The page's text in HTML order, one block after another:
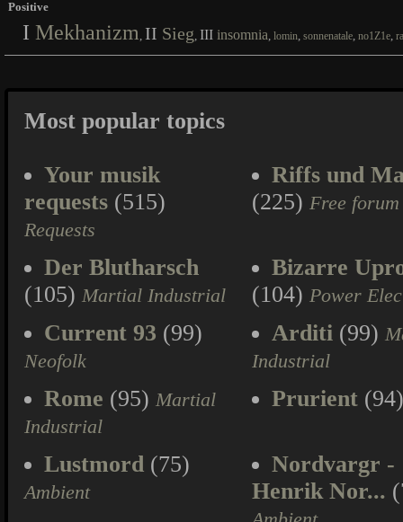
Positive
I Mekhanizm , II Sieg, III insomnia, lomin, sonnenatale, no1Z1e,
Most popular topics
Your musik
requests (515)
Requests
Riffs und
(225) Free forum
Der Blutharsch
(105) Martial Industrial
Bizarre
(104) Power
Current 93 (99)
Neofolk
Arditi (99)
Industrial
Rome (95) Martial
Industrial
Prurient
Lustmord (75)
Ambient
Nordvargr -
Henrik Nor...